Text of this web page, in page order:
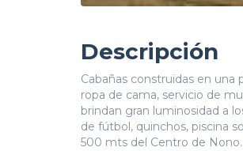
Descripción
Cabañas construidas en una
ropa de cama, servicio de
brindan gran luminosidad a
de fútbol, quinchos, piscina
500 mts del Centro de Nono.